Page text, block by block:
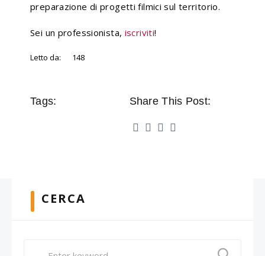
preparazione di progetti filmici sul territorio.
Sei un professionista, iscriviti!
Letto da: 148
Tags: Share This Post:
CERCA